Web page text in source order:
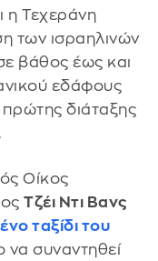
η Τεχεράνη
των ισραηλινών
βάθος έως και
εδάφους
διάταξης
Οίκος
Τζέι Ντι Βανς
ταξίδι του
να συναντηθεί